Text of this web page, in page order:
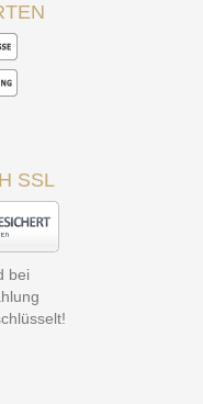
SSL
bei